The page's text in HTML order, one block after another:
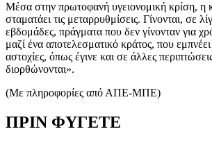
Μέσα στην πρωτοφανή υγειονομική κρίση, η
σταματάει τις μεταρρυθμίσεις. Γίνονται, σε
εβδομάδες, πράγματα που δεν γίνονταν για
μαζί ένα αποτελεσματικό κράτος, που
αστοχίες, όπως έγινε και σε άλλες
διορθώνονται».
(Με πληροφορίες από ΑΠΕ-ΜΠΕ)
ΠΡΙΝ ΦΥΓΕΤΕ